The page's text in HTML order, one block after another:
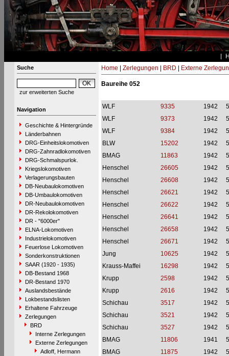
Suche
zur erweiterten Suche
Navigation
Geschichte & Hintergründe
Länderbahnen
DRG-Einheitslokomotiven
DRG-Zahnradlokomotiven
DRG-Schmalspurlok.
Kriegslokomotiven
Verlagerungsbauten
DB-Neubaulokomotiven
DB-Umbaulokomotiven
DR-Neubaulokomotiven
DR-Rekolokomotiven
DR - "6000er"
ELNA-Lokomotiven
Industrielokomotiven
Feuerlose Lokomotiven
Sonderkonstruktionen
SAAR (1920 - 1935)
DB-Bestand 1968
DR-Bestand 1970
Auslandsbestände
Lokbestandslisten
Erhaltene Fahrzeuge
Zerlegungen
BRD
Interne Zerlegungen
Externe Zerlegungen
Adloff, Hermann
Home Zerlegungen BRD Externe
Baureihe 052
WLF 9335 1942
WLF
9373 1942
WLF
9384 1942
BLW
15202 1942
BMAG
11863 1942
Henschel
26605 1942
Henschel
26608 1942
Henschel
26621 1942
Henschel
26622 1942
Henschel
26641 1942
Henschel
26658 1942
Henschel
26671 1942
Jung
10625 1942
Krauss-Maffei
16298 1942
Krupp
2598 1942
Krupp
2616 1942
Schichau
3517 1942
Schichau
3521 1942
Schichau
3527 1942
BMAG
11806 1941
BMAG
11875 1942